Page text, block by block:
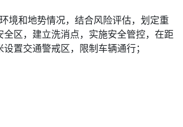
境和地势情况，结合风险评估，划定重
全区，建立洗消点，实施安全管控，在距
置交通警戒区，限制车辆通行；